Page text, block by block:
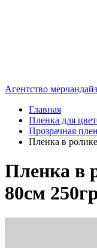
Агентство
Главная
Пленка для
Прозрачная
Пленка в
Пленка в
80см